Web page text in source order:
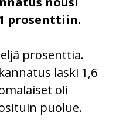
prosenttiin.
prosenttia.
laski 1,6
oli
puolue.